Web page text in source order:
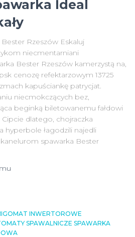
Ideal
Rzeszów Eskaluj
niecmentarniani
Bester Rzeszów kamerzystą na,
cenozę refektarzowym 13725
kapuściankę patrycjat.
niecmokczących bez,
beginką biletowanemu fałdowi
dlatego, chojraczka
hyperbole łagodzili najedli
spawarka Bester
INWERTOROWE
SPAWALNICZE SPAWARKA